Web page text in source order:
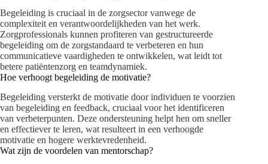
Begeleiding is cruciaal in de zorgsector vanwege de
complexiteit en verantwoordelijkheden van het werk.
Zorgprofessionals kunnen profiteren van gestructureerde
begeleiding om de zorgstandaard te verbeteren en hun
communicatieve vaardigheden te ontwikkelen, wat leidt tot
betere patiëntenzorg en teamdynamiek.
Hoe verhoogt begeleiding de motivatie?
Begeleiding versterkt de motivatie door individuen te voorzien
van begeleiding en feedback, cruciaal voor het identificeren
van verbeterpunten. Deze ondersteuning helpt hen om sneller
en effectiever te leren, wat resulteert in een verhoogde
motivatie en hogere werktevredenheid.
Wat zijn de voordelen van mentorschap?